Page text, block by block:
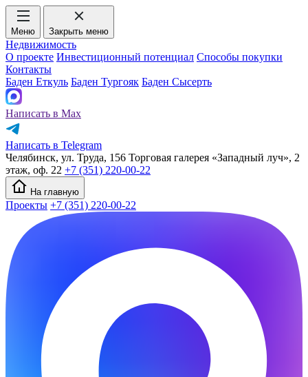
Меню Закрыть меню
Недвижимость
О проекте Инвестиционный потенциал Способы покупки
Контакты
Баден Еткуль Баден Тургояк Баден Сысерть
Написать в Max
Написать в Telegram
Челябинск, ул. Труда, 156 Торговая галерея «Западный луч», 2
этаж, оф. 22 +7 (351) 220-00-22
На главную
Проекты +7 (351) 220-00-22